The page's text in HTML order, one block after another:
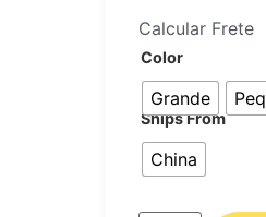
Calcular Frete
Color
Grande
Ships From
China